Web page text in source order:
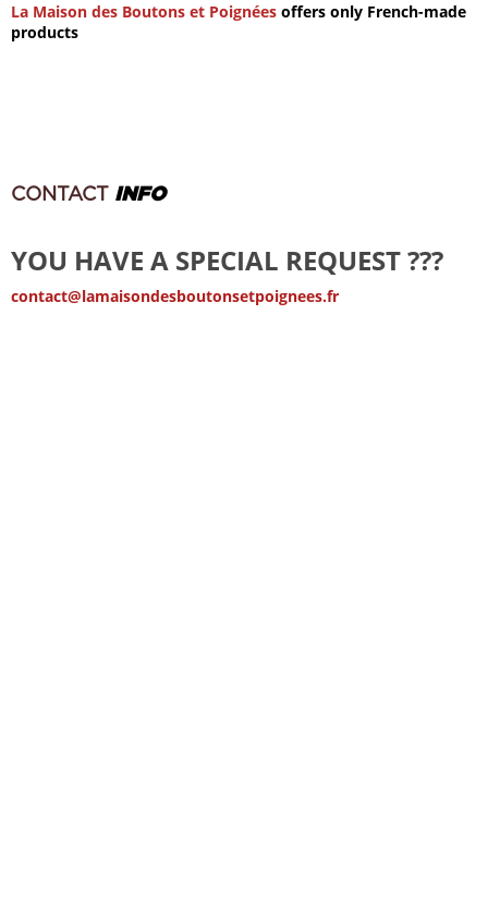
La Maison des Boutons et Poignées offers only French-made
products
CONTACT INFO
YOU HAVE A SPECIAL REQUEST ???
contact@lamaisondesboutonsetpoignees.fr